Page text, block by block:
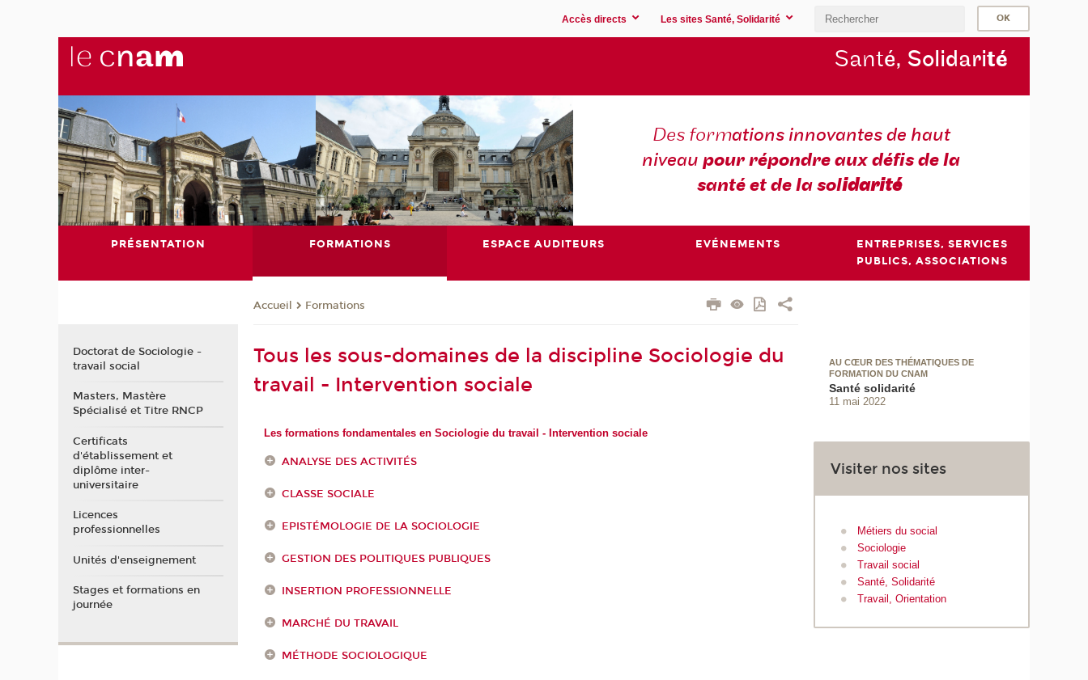
Accès directs Les sites Santé, Solidarité
Santé, Solidarité
Des formations innovantes de haut
niveaupour répondre aux défis de la
santé et de la solidarité
PRÉSENTATION FORMATIONS ESPACE AUDITEURS EVÉNEMENTS
ENTREPRISES, SERVICES
PUBLICS, ASSOCIATIONS
Accueil Formations
Tous les sous-domaines de la discipline Sociologie du
travail - Intervention sociale
Les formations fondamentales en Sociologie du travail - Intervention sociale
ANALYSE DES ACTIVITÉS
CLASSE SOCIALE
EPISTÉMOLOGIE DE LA SOCIOLOGIE
GESTION DES POLITIQUES PUBLIQUES
INSERTION PROFESSIONNELLE
MARCHÉ DU TRAVAIL
MÉTHODE SOCIOLOGIQUE
AU CŒUR DES THÉMATIQUES DE
FORMATION DU CNAM
Santé solidarité
11 mai 2022
Visiter nos sites
Métiers du social
Sociologie
Travail social
Santé, Solidarité
Travail, Orientation
Doctorat de Sociologie -
travail social
Masters, Mastère
Spécialisé et Titre RNCP
Certificats
d'établissement et
diplôme inter-
universitaire
Licences
professionnelles
Unités d'enseignement
Stages et formations en
journée